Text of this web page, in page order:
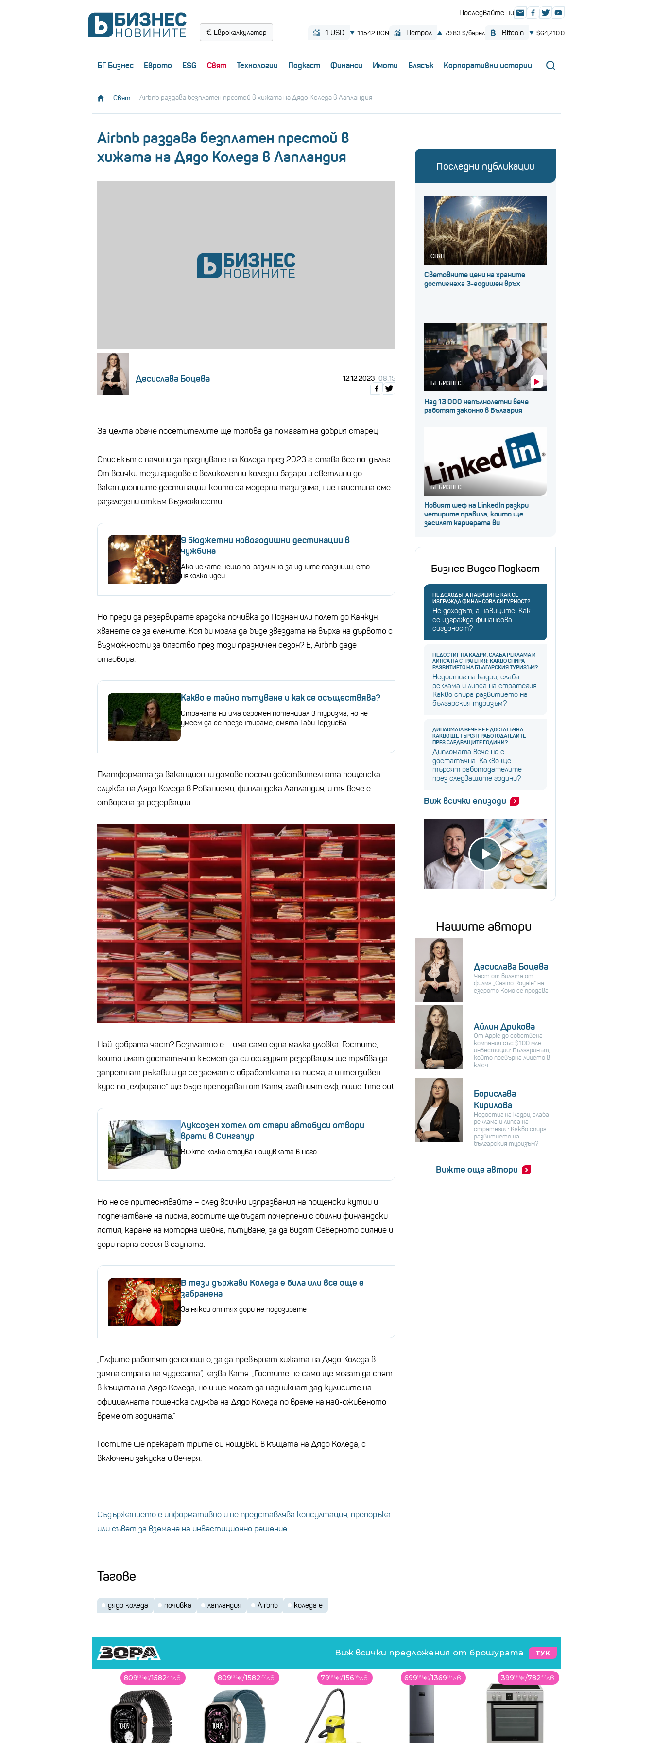
Еврокалкулатор
БГ Бизнес Еврото ESG Свят Технологии Пoдкаст Финанси Имоти Блясък Корпоративни истории
Свят Airbnb раздава безплатен престой в хижата на Дядо Коледа в Лапландия
Airbnb раздава безплатен престой в
хижата на Дядо Коледа в Лапландия
Десислава Боцева 12.12.2023 08:15
За целта обаче посетителите ще трябва да помагат на добрия старец
Списъкът с начини за празнуване на Коледа през 2023 г. става все по-дълъг.
От всички тези градове с великолепни коледни базари и светлини до
ваканционните дестинации, които са модерни тази зима, ние наистина сме
разглезени откъм възможности.
9 бюджетни новогодишни дестинации в
чужбина
Ако искате нещо по-различно за идните празници, ето
няколко идеи
Но преди да резервирате градска почивка до Познан или полет до Канкун,
хванете се за елените. Коя би могла да бъде звездата на върха на дървото с
възможности за бягство през този празничен сезон? Е, Airbnb даде
отговора.
Какво е тайно пътуване и как се осъществява?
Страната ни има огромен потенциал в туризма, но не
умеем да се презентираме, смята Габи Терзиева
Платформата за ваканционни домове посочи действителната пощенска
служба на Дядо Коледа в Рованиеми, финландска Лапландия, и тя вече е
отворена за резервации.
Най-добрата част? Безплатно е – има само една малка уловка. Гостите,
които имат достатъчно късмет да си осигурят резервация ще трябва да
запретнат ръкави и да се заемат с обработката на писма, а интензивен
курс по „елфиране“ ще бъде преподаван от Катя, главният елф, пише Time out.
Луксозен хотел от стари автобуси отвори
врати в Сингапур
Вижте колко струва нощувката в него
Но не се притеснявайте – след всички изпразвания на пощенски кутии и
подпечатване на писма, гостите ще бъдат почерпени с обилни финландски
ястия, каране на моторна шейна, пътуване, за да видят Северното сияние и
дори парна сесия в сауната.
В тези държави Коледа е била или все още е
забранена
За някои от тях дори не подозирате
„Елфите работят денонощно, за да превърнат хижата на Дядо Коледа в
зимна страна на чудесата“, казва Катя. „Гостите не само ще могат да спят
в къщата на Дядо Коледа, но и ще могат да надникнат зад кулисите на
официалната пощенска служба на Дядо Коледа по време на най-оживеното
време от годината.“
Гостите ще прекарат трите си нощувки в къщата на Дядо Коледа, с
включени закуска и вечеря.
Съдържанието е информативно и не представлява консултация, препоръка
или съвет за вземане на инвестиционно решение.
Тагове
дядо коледа почивка лапландия Airbnb коледа е
Последни публикации
СВЯТ
Световните цени на храните
достигнаха 3-годишен връх
БГ БИЗНЕС
Над 13 000 непълнолетни вече
работят законно в България
БГ БИЗНЕС
Новият шеф на LinkedIn разкри
четирите правила, които ще
засилят кариерата ви
Бизнес Видео Подкаст
НЕ ДОХОДЪТ, А НАВИЦИТЕ: КАК СЕ
ИЗГРАЖДА ФИНАНСОВА СИГУРНОСТ?
Не доходът, а навиците: Как
се изгражда финансова
сигурност?
НЕДОСТИГ НА КАДРИ, СЛАБА РЕКЛАМА И
ЛИПСА НА СТРАТЕГИЯ: КАКВО СПИРА
РАЗВИТИЕТО НА БЪЛГАРСКИЯ ТУРИЗЪМ?
Недостиг на кадри, слаба
реклама и липса на стратегия:
Какво спира развитието на
българския туризъм?
ДИПЛОМАТА ВЕЧЕ НЕ Е ДОСТАТЪЧНА:
КАКВО ЩЕ ТЪРСЯТ РАБОТОДАТЕЛИТЕ
ПРЕЗ СЛЕДВАЩИТЕ ГОДИНИ?
Дипломата вече не е
достатъчна: Какво ще
търсят работодателите
през следващите години?
Виж всички епизоди
Нашите автори
Десислава Боцева
Част от вилата от
филма „Casino Royale“ на
езерото Комо се продава
Айлин Дрикова
От Apple до собствена
компания със $100 млн.
инвестиции: Българинът,
който превърна лицето в
ключ
Борислава
Кирилова
Недостиг на кадри, слаба
реклама и липса на
стратегия: Какво спира
развитието на
българския туризъм?
Вижте още автори
Виж всички предложения от брошурата ТУК
80900€/158227лв. 7999€/15645лв. 69999€/136907лв. 39999€/78232лв. 3999€/7822лв.